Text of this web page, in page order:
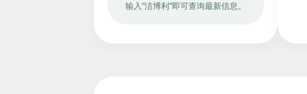
输入"洁博利"即可查询最新信息。